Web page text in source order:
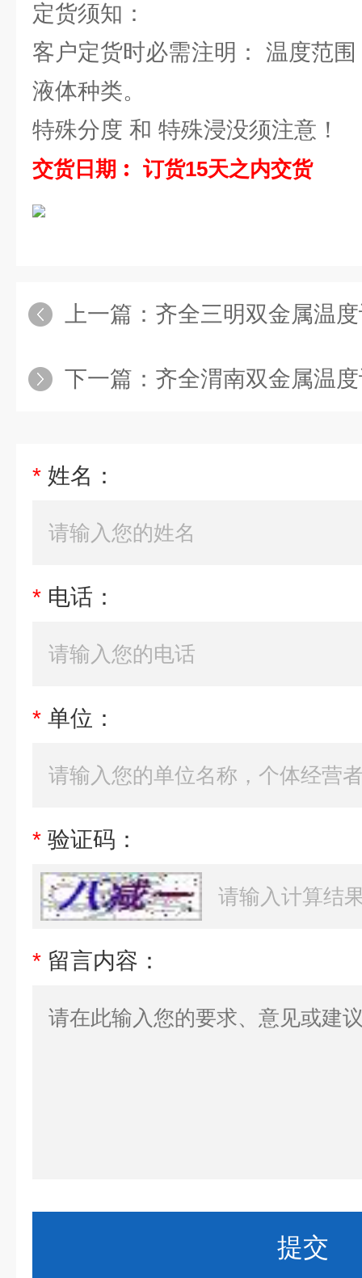
定货须知：
客户定货时必需注明： 温度范
液体种类。
特殊分度 和 特殊浸没须注意！
交货日期︰ 订货15天之内交货
上一篇： 齐全三明双金属温
下一篇： 齐全渭南双金属温
* 姓名：
* 电话：
* 单位：
* 验证码：
* 留言内容：